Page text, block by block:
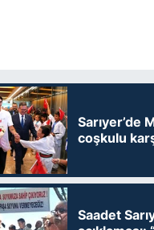
Sarıyer’de
coşkulu
Saadet